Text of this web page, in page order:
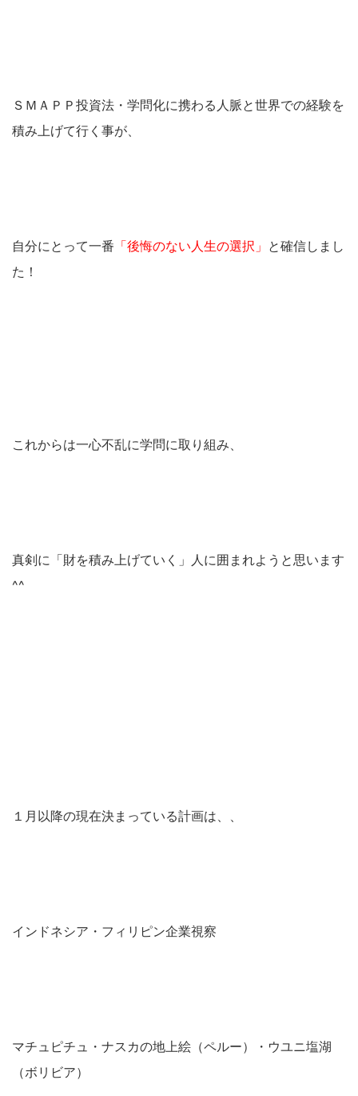
ＳＭＡＰＰ投資法・学問化に携わる人脈と世界での経験を
積み上げて行く事が、
自分にとって一番 「後悔のない人生の選択」 と確信しまし
た！
これからは一心不乱に学問に取り組み、
真剣に「財を積み上げていく」人に囲まれようと思います
^^
１月以降の現在決まっている計画は、、
インドネシア・フィリピン企業視察
マチュピチュ・ナスカの地上絵（ペルー）・ウユニ塩湖
（ボリビア）